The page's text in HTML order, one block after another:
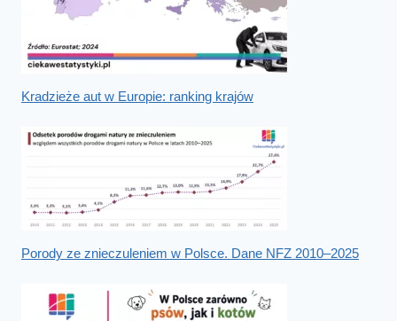
Kradzieże aut w Europie: ranking krajów
Porody ze znieczuleniem w Polsce. Dane NFZ 2010–2025